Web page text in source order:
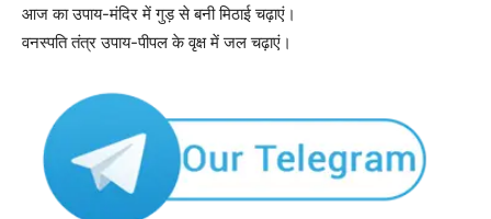
आज का उपाय-मंदिर में गुड़ से बनी मिठाई चढ़ाएं।
वनस्पति तंत्र उपाय-पीपल के वृक्ष में जल चढ़ाएं।